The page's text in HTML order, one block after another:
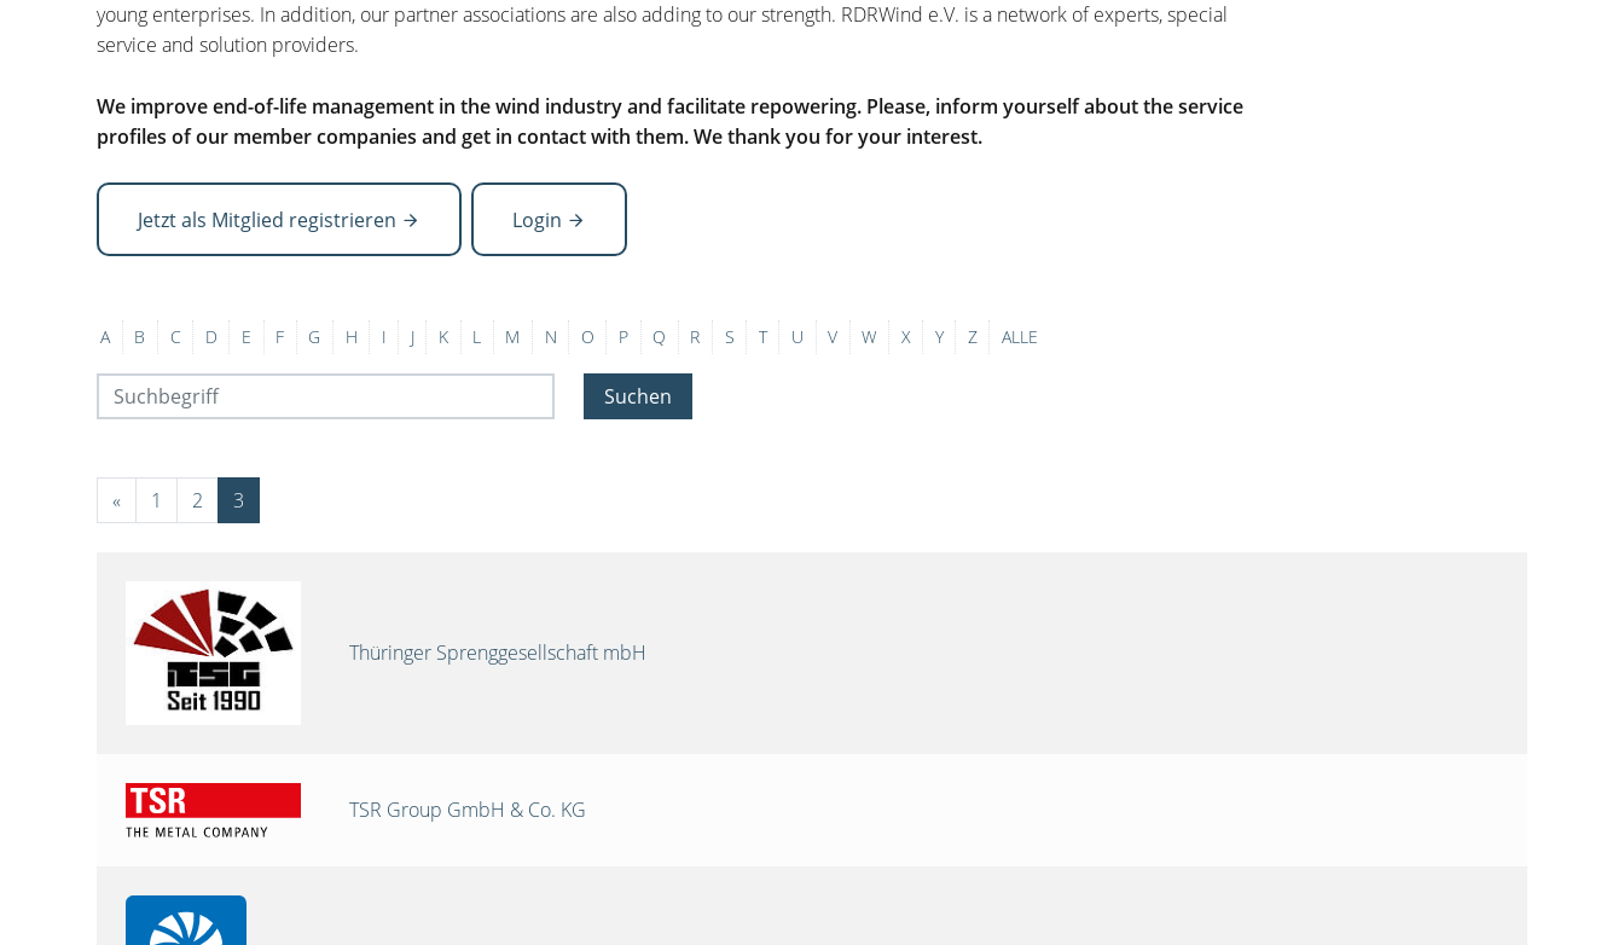
young enterprises. In addition, our partner associations are also adding to our strength. RDRWind e.V. is a network of experts, special
service and solution providers.
We improve end-of-life management in the wind industry and facilitate repowering. Please, inform yourself about the service
profiles of our member companies and get in contact with them. We thank you for your interest.
Jetzt als Mitglied registrieren Login
A B C D E F G H I J K L M N O P Q R S T U V W X Y Z ALLE
Suchen
« 1 2 3
Thüringer Sprenggesellschaft mbH
TSR Group GmbH & Co. KG